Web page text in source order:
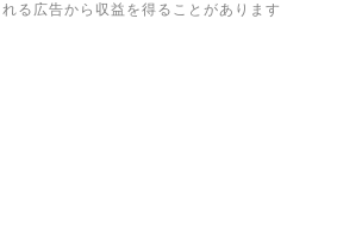
る広告から収益を得ることがあります